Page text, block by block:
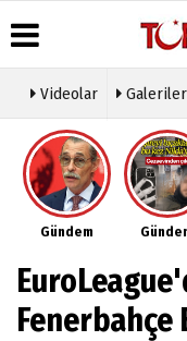
Üye Paneli
Haber
Arşivi
Gazete
Arşivi
Günün
Haberleri
Videolar Galeriler
Gündem
Fenerbahçe